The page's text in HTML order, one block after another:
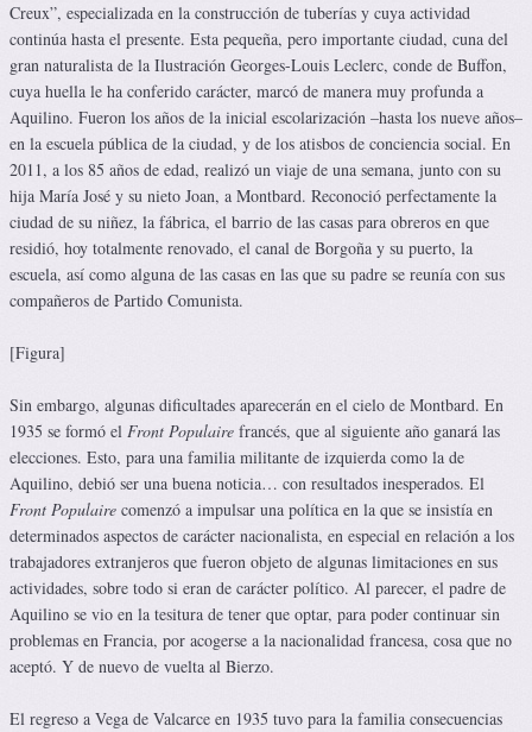
Creux”, especializada en la construcción de tuberías y cuya actividad
continúa hasta el presente. Esta pequeña, pero importante ciudad, cuna del
gran naturalista de la Ilustración Georges-Louis Leclerc, conde de Buffon,
cuya huella le ha conferido carácter, marcó de manera muy profunda a
Aquilino. Fueron los años de la inicial escolarización –hasta los nueve años–
en la escuela pública de la ciudad, y de los atisbos de conciencia social. En
2011, a los 85 años de edad, realizó un viaje de una semana, junto con su
hija María José y su nieto Joan, a Montbard. Reconoció perfectamente la
ciudad de su niñez, la fábrica, el barrio de las casas para obreros en que
residió, hoy totalmente renovado, el canal de Borgoña y su puerto, la
escuela, así como alguna de las casas en las que su padre se reunía con sus
compañeros de Partido Comunista.
[Figura]
Sin embargo, algunas dificultades aparecerán en el cielo de Montbard. En
1935 se formó el Front Populaire francés, que al siguiente año ganará las
elecciones. Esto, para una familia militante de izquierda como la de
Aquilino, debió ser una buena noticia… con resultados inesperados. El
Front Populaire comenzó a impulsar una política en la que se insistía en
determinados aspectos de carácter nacionalista, en especial en relación a los
trabajadores extranjeros que fueron objeto de algunas limitaciones en sus
actividades, sobre todo si eran de carácter político. Al parecer, el padre de
Aquilino se vio en la tesitura de tener que optar, para poder continuar sin
problemas en Francia, por acogerse a la nacionalidad francesa, cosa que no
aceptó. Y de nuevo de vuelta al Bierzo.
El regreso a Vega de Valcarce en 1935 tuvo para la familia consecuencias